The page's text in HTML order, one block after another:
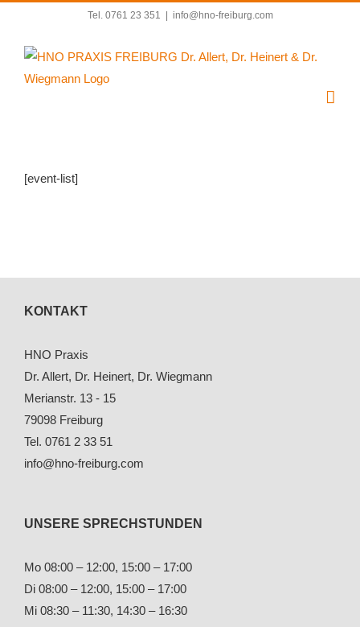
springen
Tel. 0761 23 351 info@hno-freiburg.com
[event-list]
KONTAKT
HNO Praxis
Dr. Allert, Dr. Heinert, Dr. Wiegmann
Merianstr. 13 - 15
79098 Freiburg
Tel. 0761 2 33 51
info@hno-freiburg.com
UNSERE SPRECHSTUNDEN
Mo 08:00 – 12:00, 15:00 – 17:00
Di 08:00 – 12:00, 15:00 – 17:00
Mi 08:30 – 11:30, 14:30 – 16:30